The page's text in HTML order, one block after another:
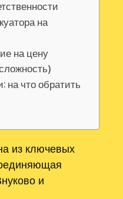
на
на цену
на что обратить
из ключевых
и